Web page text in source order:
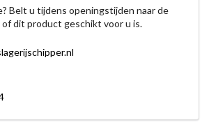
Belt u tijdens openingstijden naar de
dit product geschikt voor u is.